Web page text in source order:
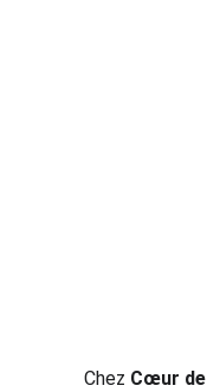
Chez Cœur